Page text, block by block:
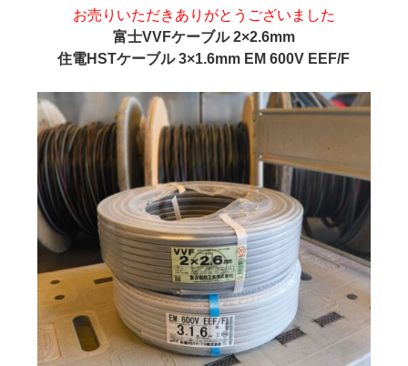
半端電線(40)
マイナーケーブル(13)
CVTケーブル(8)
VCTFケーブル(12)
同軸ケーブル
(11)
エコケーブル
(3)
お売りいただきありがとうございました
富士VVFケーブル 2×2.6mm
住電HSTケーブル 3×1.6mm EM 600V EEF/F